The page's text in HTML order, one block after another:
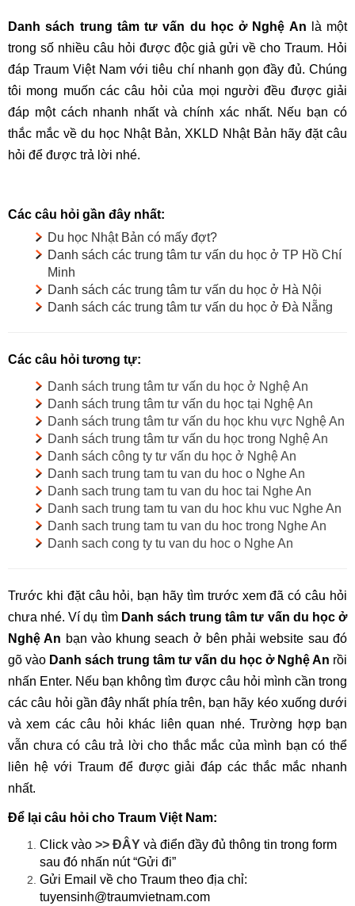
Danh sách trung tâm tư vấn du học ở Nghệ An là một
trong số nhiều câu hỏi được độc giả gửi về cho Traum. Hỏi
đáp Traum Việt Nam với tiêu chí nhanh gọn đầy đủ. Chúng
tôi mong muốn các câu hỏi của mọi người đều được giải
đáp một cách nhanh nhất và chính xác nhất. Nếu bạn có
thắc mắc về du học Nhật Bản, XKLD Nhật Bản hãy đặt câu
hỏi để được trả lời nhé.
Các câu hỏi gần đây nhất:
Du học Nhật Bản có mấy đợt?
Danh sách các trung tâm tư vấn du học ở TP Hồ Chí
Minh
Danh sách các trung tâm tư vấn du học ở Hà Nội
Danh sách các trung tâm tư vấn du học ở Đà Nẵng
Các câu hỏi tương tự:
Danh sách trung tâm tư vấn du học ở Nghệ An
Danh sách trung tâm tư vấn du học tại Nghệ An
Danh sách trung tâm tư vấn du học khu vực Nghệ An
Danh sách trung tâm tư vấn du học trong Nghệ An
Danh sách công ty tư vấn du học ở Nghệ An
Danh sach trung tam tu van du hoc o Nghe An
Danh sach trung tam tu van du hoc tai Nghe An
Danh sach trung tam tu van du hoc khu vuc Nghe An
Danh sach trung tam tu van du hoc trong Nghe An
Danh sach cong ty tu van du hoc o Nghe An
Trước khi đặt câu hỏi, bạn hãy tìm trước xem đã có câu hỏi
chưa nhé. Ví dụ tìm Danh sách trung tâm tư vấn du học ở
Nghệ An bạn vào khung seach ở bên phải website sau đó
gõ vào Danh sách trung tâm tư vấn du học ở Nghệ An rồi
nhấn Enter. Nếu bạn không tìm được câu hỏi mình cần trong
các câu hỏi gần đây nhất phía trên, bạn hãy kéo xuống dưới
và xem các câu hỏi khác liên quan nhé. Trường hợp bạn
vẫn chưa có câu trả lời cho thắc mắc của mình bạn có thể
liên hệ với Traum để được giải đáp các thắc mắc nhanh
nhất.
Để lại câu hỏi cho Traum Việt Nam:
Click vào >> ĐÂY và điển đầy đủ thông tin trong form
sau đó nhấn nút “Gửi đi”
Gửi Email về cho Traum theo địa chỉ:
tuyensinh@traumvietnam.com